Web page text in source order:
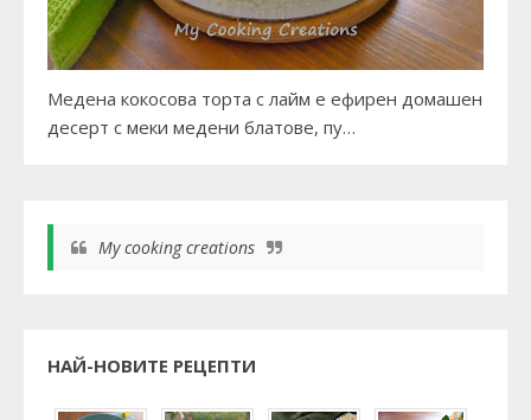
Медена кокосова торта с лайм е ефирен домашен
десерт с меки медени блатове, пу…
My cooking creations
НАЙ-НОВИТЕ РЕЦЕПТИ